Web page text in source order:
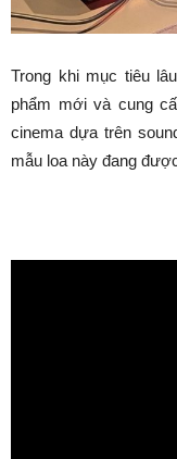
Trong khi mục tiêu
phẩm mới và cung
cinema dựa trên
mẫu loa này đang